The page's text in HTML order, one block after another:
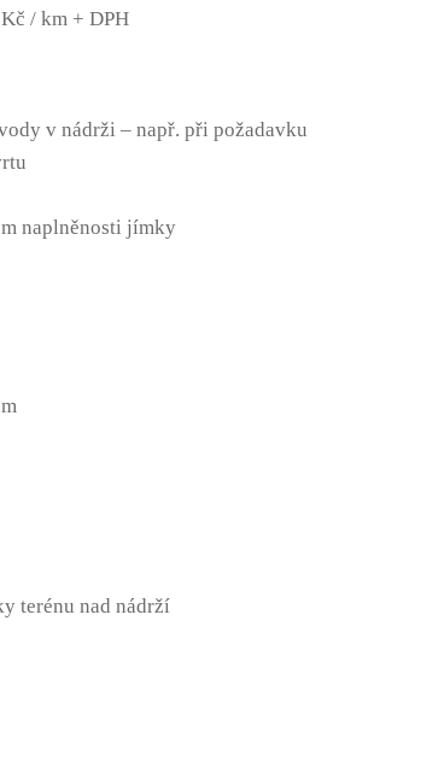
/ km + DPH
v nádrži – např. při požadavku
naplněnosti jímky
terénu nad nádrží